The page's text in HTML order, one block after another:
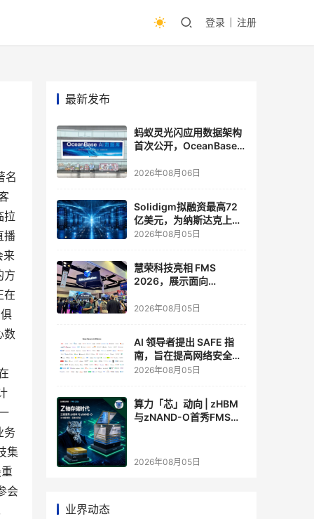
登录 注册
名
拉
播
来
方
在
数
务
集
会
最新发布
蚂蚁灵光闪应用数据架构
首次公开，OceanBase
2026年08月06日
Solidigm拟融资最高72
亿美元，为纳斯达克上市
做准备
2026年08月05日
慧荣科技亮相 FMS
2026，展示面向
存储方案
2026年08月05日
AI 领导者提出 SAFE 指
南，旨在提高网络安全透
明度
2026年08月05日
算力「芯」动向 | zHBM
与zNAND-O首秀FMS
个维度，z轴算盘的魅力
2026年08月05日
业界动态